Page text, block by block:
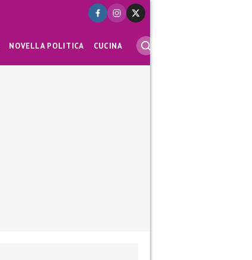
NOVELLA POLITICA CUCINA